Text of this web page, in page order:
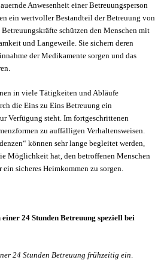
Anwesenheit einer Betreuungsperson
ein wertvoller Bestandteil der Betreuung von
schützen den Menschen mit
und Langeweile. Sie sichern deren
der Medikamente sorgen und das
in viele Tätigkeiten und Abläufe
die Eins zu Eins Betreuung ein
Verfügung steht. Im fortgeschrittenen
zu auffälligen Verhaltensweisen.
können sehr lange begleitet werden,
Möglichkeit hat, den betroffenen Menschen
sicheres Heimkommen zu sorgen.
24 Stunden Betreuung speziell bei
24 Stunden Betreuung frühzeitig ein